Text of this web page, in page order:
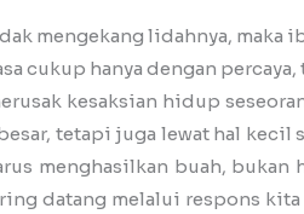
mengekang lidahnya, maka
cukup hanya dengan
kesaksian hidup
tetapi juga lewat hal kecil
menghasilkan buah,
datang melalui respons